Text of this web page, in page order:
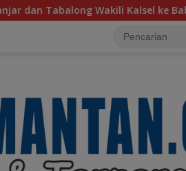
ke Babak Semifinal Gubernur